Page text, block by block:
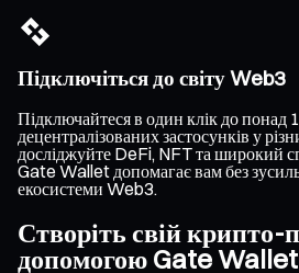
Підключіться до світу Web3
Підключайтеся в один клік до понад
децентралізованих застосунків у
досліджуйте DeFi, NFT та широкий
Gate Wallet допомагає вам без
екосистеми Web3.
Створіть свій крипто-
допомогою Gate Wallet